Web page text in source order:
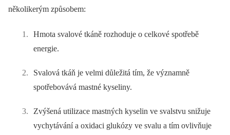
několikerým způsobem:
Hmota svalové tkáně rozhoduje o celkové spotřebě
energie.
Svalová tkáň je velmi důležitá tím, že významně
spotřebovává mastné kyseliny.
Zvýšená utilizace mastných kyselin ve svalstvu snižuje
vychytávání a oxidaci glukózy ve svalu a tím ovlivňuje